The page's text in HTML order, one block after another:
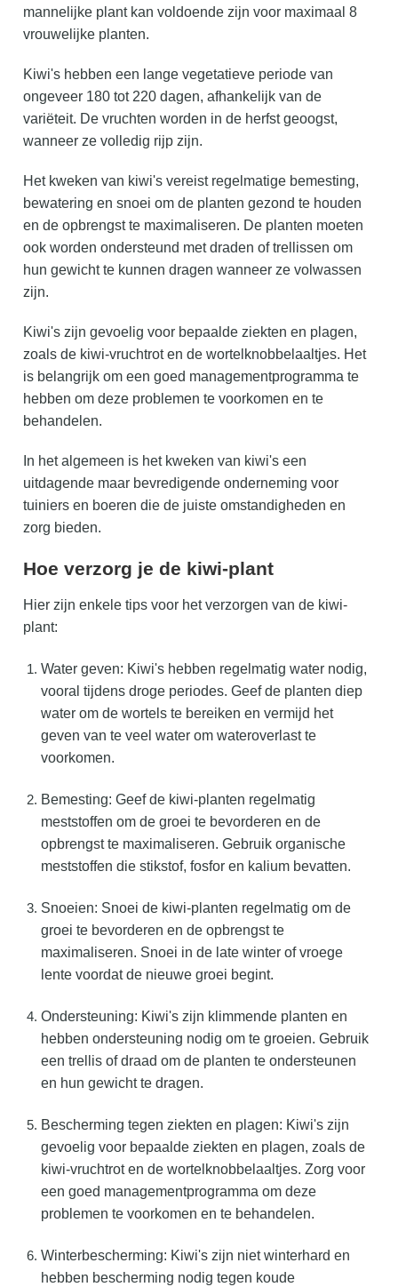
mannelijke plant kan voldoende zijn voor maximaal 8
vrouwelijke planten.
Kiwi's hebben een lange vegetatieve periode van
ongeveer 180 tot 220 dagen, afhankelijk van de
variëteit. De vruchten worden in de herfst geoogst,
wanneer ze volledig rijp zijn.
Het kweken van kiwi's vereist regelmatige bemesting,
bewatering en snoei om de planten gezond te houden
en de opbrengst te maximaliseren. De planten moeten
ook worden ondersteund met draden of trellissen om
hun gewicht te kunnen dragen wanneer ze volwassen
zijn.
Kiwi's zijn gevoelig voor bepaalde ziekten en plagen,
zoals de kiwi-vruchtrot en de wortelknobbelaaltjes. Het
is belangrijk om een goed managementprogramma te
hebben om deze problemen te voorkomen en te
behandelen.
In het algemeen is het kweken van kiwi's een
uitdagende maar bevredigende onderneming voor
tuiniers en boeren die de juiste omstandigheden en
zorg bieden.
Hoe verzorg je de kiwi-plant
Hier zijn enkele tips voor het verzorgen van de kiwi-
plant:
Water geven: Kiwi's hebben regelmatig water nodig,
vooral tijdens droge periodes. Geef de planten diep
water om de wortels te bereiken en vermijd het
geven van te veel water om wateroverlast te
voorkomen.
Bemesting: Geef de kiwi-planten regelmatig
meststoffen om de groei te bevorderen en de
opbrengst te maximaliseren. Gebruik organische
meststoffen die stikstof, fosfor en kalium bevatten.
Snoeien: Snoei de kiwi-planten regelmatig om de
groei te bevorderen en de opbrengst te
maximaliseren. Snoei in de late winter of vroege
lente voordat de nieuwe groei begint.
Ondersteuning: Kiwi's zijn klimmende planten en
hebben ondersteuning nodig om te groeien. Gebruik
een trellis of draad om de planten te ondersteunen
en hun gewicht te dragen.
Bescherming tegen ziekten en plagen: Kiwi's zijn
gevoelig voor bepaalde ziekten en plagen, zoals de
kiwi-vruchtrot en de wortelknobbelaaltjes. Zorg voor
een goed managementprogramma om deze
problemen te voorkomen en te behandelen.
Winterbescherming: Kiwi's zijn niet winterhard en
hebben bescherming nodig tegen koude